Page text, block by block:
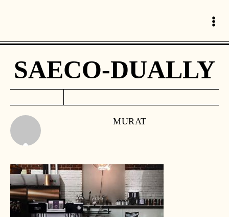
SAECO-DUALLY
MURAT